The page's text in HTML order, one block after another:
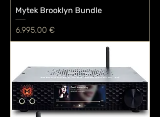
Mytek Brooklyn Bundle
Preis
6.995,00 €